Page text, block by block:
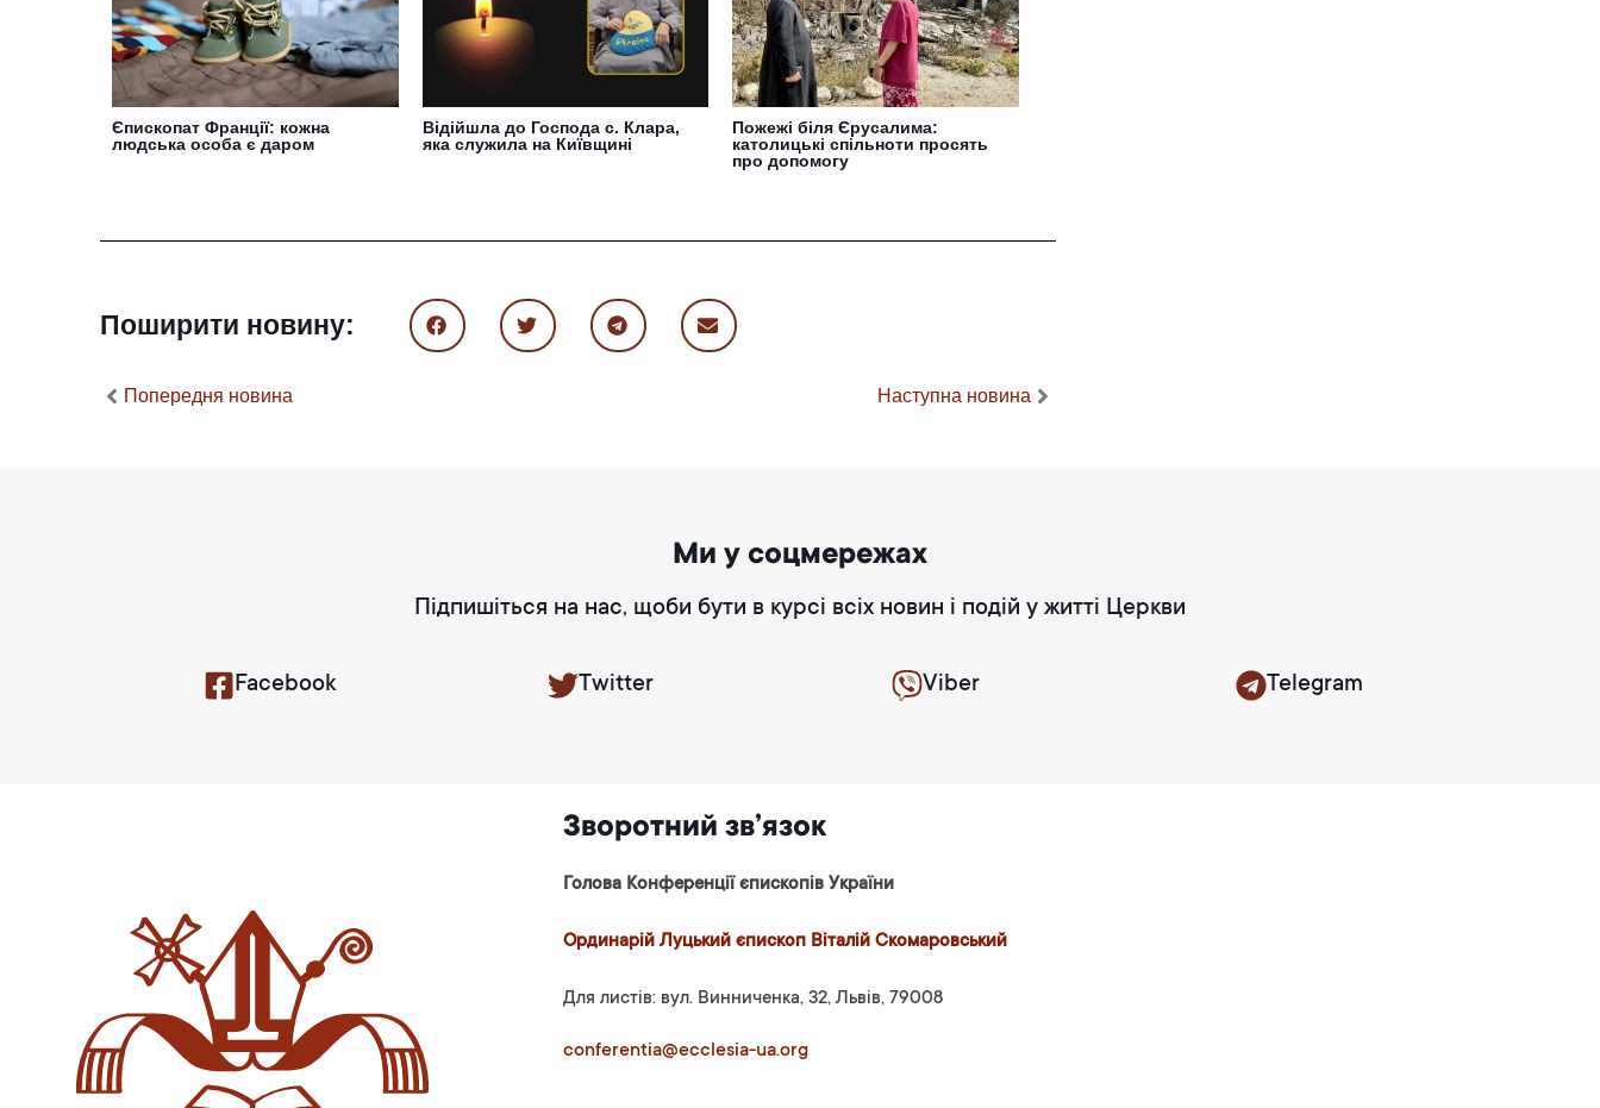
Єпископат Франції: кожна
людська особа є даром
Відійшла до Господа с. Клара,
яка служила на Київщині
Пожежі біля Єрусалима:
католицькі спільноти просять
про допомогу
Поширити новину:
Попередня новина Наступна новина
Ми у соцмережах
Підпишіться на нас, щоби бути в курсі всіх новин і подій у житті Церкви
Facebook Twitter Viber Telegram
Зворотний зв’язок
Голова Конференції єпископів України
Ординарій Луцький єпископ Віталій Скомаровський
Для листів: вул. Винниченка, 32, Львів, 79008
conferentia@ecclesia-ua.org